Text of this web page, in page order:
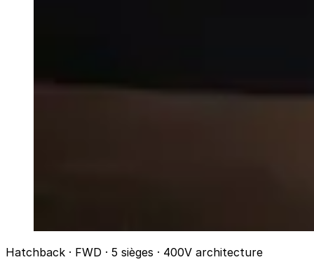
Hatchback · FWD · 5 sièges · 400V architecture